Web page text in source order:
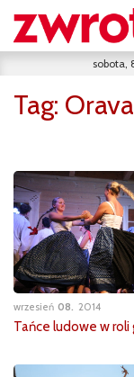
sobota,
Tag:
wrzesień 08 2014
Tańce ludowe w roli